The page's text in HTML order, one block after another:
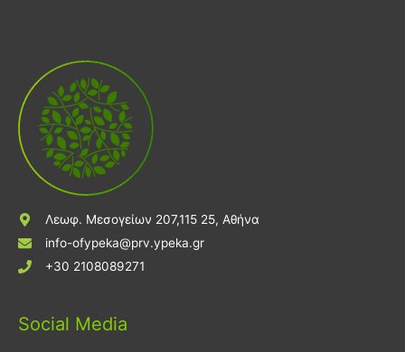
Λεωφ. Μεσογείων 207,115 25, Αθήνα
info-ofypeka@prv.ypeka.gr
+30 2108089271
Social Media